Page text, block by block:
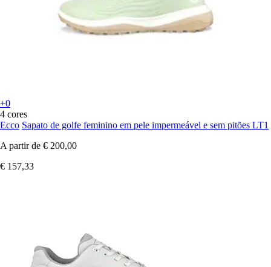
+0
4 cores
Ecco Sapato de golfe feminino em pele impermeável e sem pitões LT1
A partir de € 200,00
€ 157,33